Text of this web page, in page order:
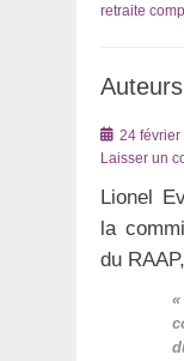
retraite
Posté
le
24 février
Laisser un
Lionel
la
du